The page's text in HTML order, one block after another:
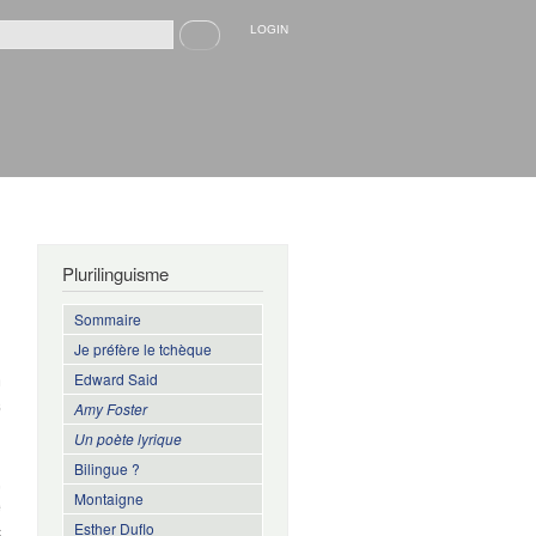
de recherche
Recherche LOGIN
Plurilinguisme
Sommaire
Je préfère le tchèque
Edward Said
Amy Foster
Un poète lyrique
Bilingue ?
Montaigne
Esther Duflo